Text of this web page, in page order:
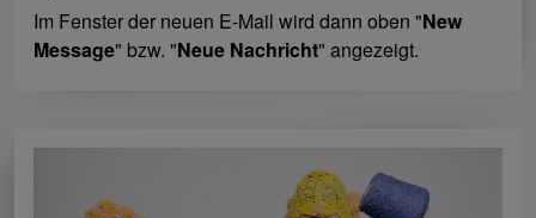
Im Fenster der neuen E-Mail wird dann oben "New
Message" bzw. "Neue Nachricht" angezeigt.